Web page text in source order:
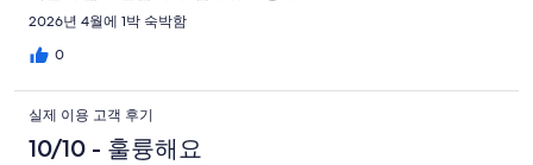
개
18
개
용
기
중
24
개
2026년 4월에 1박 숙박함
0
실제 이용 고객 후기
10/10 - 훌륭해요